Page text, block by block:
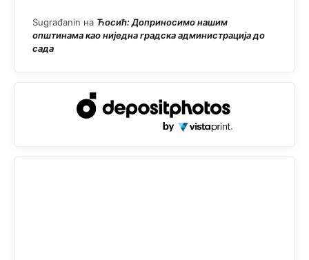
Sugrađanin на Ћосић: Доприносимо нашим
општинама као ниједна градска администрација до
сада